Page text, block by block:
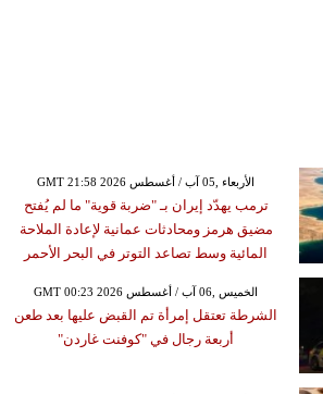
GMT 21:58 2026 الأربعاء ,05 آب / أغسطس
ترمب يهدّد إيران بـ "ضربة قوية" ما لم يُفتح
مضيق هرمز ومحادثات عمانية لإعادة الملاحة
المائية وسط تصاعد التوتر في البحر الأحمر
GMT 00:23 2026 الخميس ,06 آب / أغسطس
الشرطة تعتقل إمرأة تم القبض عليها بعد طعن
أربعة رجال في "كوفنت غاردن"